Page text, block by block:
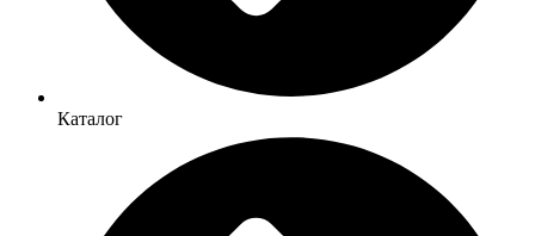
Каталог